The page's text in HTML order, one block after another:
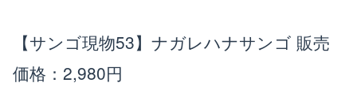
【サンゴ現物53】ナガレハナサンゴ 販売
価格：2,980円